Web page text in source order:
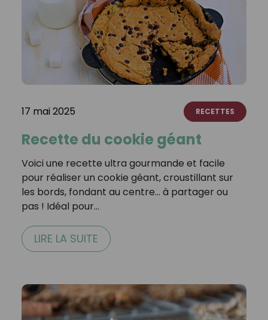
17 mai 2025 RECETTES
Recette du cookie géant
Voici une recette ultra gourmande et facile
pour réaliser un cookie géant, croustillant sur
les bords, fondant au centre… à partager ou
pas ! Idéal pour…
LIRE LA SUITE